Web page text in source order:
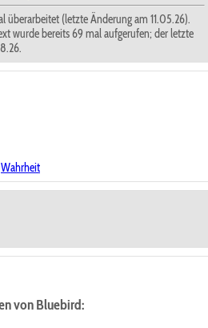
überarbeitet (letzte Änderung am 11.05.26).
wurde bereits 69 mal aufgerufen; der letzte
Wahrheit
von Bluebird: